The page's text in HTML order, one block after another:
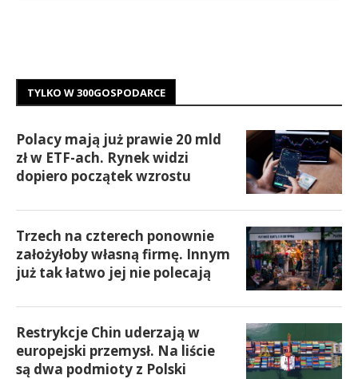
TYLKO W 300GOSPODARCE
Polacy mają już prawie 20 mld
zł w ETF-ach. Rynek widzi
dopiero początek wzrostu
Trzech na czterech ponownie
założyłoby własną firmę. Innym
już tak łatwo jej nie polecają
Restrykcje Chin uderzają w
europejski przemysł. Na liście
są dwa podmioty z Polski